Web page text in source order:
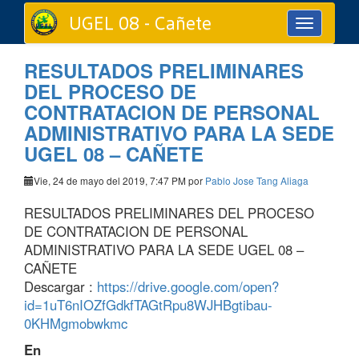
Toggle
navigation
UGEL 08 - Cañete
RESULTADOS PRELIMINARES
DEL PROCESO DE
CONTRATACION DE PERSONAL
ADMINISTRATIVO PARA LA SEDE
UGEL 08 – CAÑETE
Vie, 24 de mayo del 2019, 7:47 PM por Pablo Jose Tang Aliaga
RESULTADOS PRELIMINARES DEL PROCESO
DE CONTRATACION DE PERSONAL
ADMINISTRATIVO PARA LA SEDE UGEL 08 –
CAÑETE
Descargar : https://drive.google.com/open?
id=1uT6nIOZfGdkfTAGtRpu8WJHBgtibau-
0KHMgmobwkmc
En